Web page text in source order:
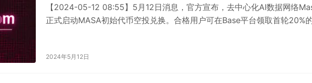
【2024-05-12 08:55】5月12日消息，官方宣布，去中心化AI数据网络
正式启动MASA初始代币空投兑换。合格用户可在Base平台领取首轮20%
2024年5月12日